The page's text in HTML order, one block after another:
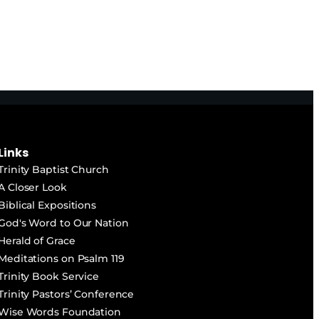
disminuir
el
volumen.
Baptist Church
Closer Look
Expositions
Word to Our Nation
of Grace
on Psalm 119
Book Service
Pastors’ Conference
Words Foundation